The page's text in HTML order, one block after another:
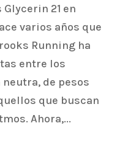
21 en
varios años que
Running ha
entre los
de pesos
que buscan
Ahora,...